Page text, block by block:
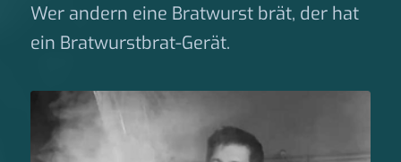
Wer andern eine Bratwurst brät, der hat
ein Bratwurstbrat-Gerät.